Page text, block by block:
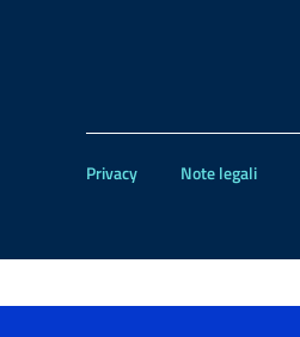
Privacy Note legali